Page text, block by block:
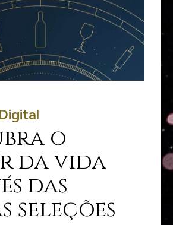
o
da vida
das
seleções